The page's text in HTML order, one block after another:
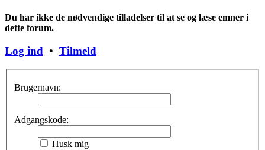
Du har ikke de nødvendige tilladelser til at se og læse emner i
dette forum.
Log ind • Tilmeld
Brugernavn:
Adgangskode:
Husk mig